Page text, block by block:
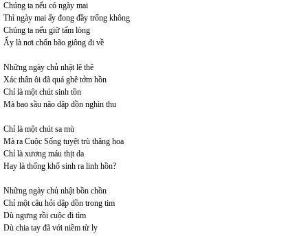
Chúng ta nếu có ngày mai
Thì ngày mai ấy đong đầy trống không
Chúng ta nếu giữ tấm lòng
Ấy là nơi chốn bão giông đi về
Những ngày chủ nhật lê thê
Xác thân ôi đã quá ghê tởm hồn
Chỉ là một chút sinh tồn
Mà bao sầu não dập dồn nghìn thu
Chỉ là một chút sa mù
Mà ra Cuộc Sống tuyệt trù thăng hoa
Chỉ là xương máu thịt da
Hay là thống khổ sinh ra linh hồn?
Những ngày chủ nhật bồn chồn
Chỉ một câu hỏi dập dồn trong tim
Dù ngưng rồi cuộc đi tìm
Dù chia tay đã với niềm từ ly